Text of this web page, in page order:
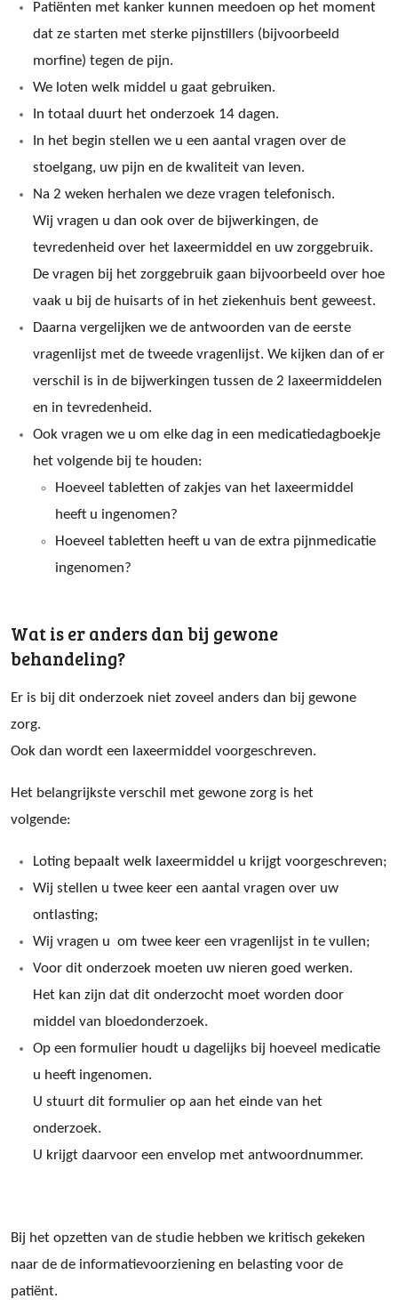
Patiënten met kanker kunnen meedoen op het moment
dat ze starten met sterke pijnstillers (bijvoorbeeld
morfine) tegen de pijn.
We loten welk middel u gaat gebruiken.
In totaal duurt het onderzoek 14 dagen.
In het begin stellen we u een aantal vragen over de
stoelgang, uw pijn en de kwaliteit van leven.
Na 2 weken herhalen we deze vragen telefonisch.
Wij vragen u dan ook over de bijwerkingen, de
tevredenheid over het laxeermiddel en uw zorggebruik.
De vragen bij het zorggebruik gaan bijvoorbeeld over hoe
vaak u bij de huisarts of in het ziekenhuis bent geweest.
Daarna vergelijken we de antwoorden van de eerste
vragenlijst met de tweede vragenlijst. We kijken dan of er
verschil is in de bijwerkingen tussen de 2 laxeermiddelen
en in tevredenheid.
Ook vragen we u om elke dag in een medicatiedagboekje
het volgende bij te houden:
Hoeveel tabletten of zakjes van het laxeermiddel
heeft u ingenomen?
Hoeveel tabletten heeft u van de extra pijnmedicatie
ingenomen?
Wat is er anders dan bij gewone
behandeling?
Er is bij dit onderzoek niet zoveel anders dan bij gewone
zorg.
Ook dan wordt een laxeermiddel voorgeschreven.
Het belangrijkste verschil met gewone zorg is het
volgende:
Loting bepaalt welk laxeermiddel u krijgt voorgeschreven;
Wij stellen u twee keer een aantal vragen over uw
ontlasting;
Wij vragen u om twee keer een vragenlijst in te vullen;
Voor dit onderzoek moeten uw nieren goed werken.
Het kan zijn dat dit onderzocht moet worden door
middel van bloedonderzoek.
Op een formulier houdt u dagelijks bij hoeveel medicatie
u heeft ingenomen.
U stuurt dit formulier op aan het einde van het
onderzoek.
U krijgt daarvoor een envelop met antwoordnummer.
Bij het opzetten van de studie hebben we kritisch gekeken
naar de de informatievoorziening en belasting voor de
patiënt.